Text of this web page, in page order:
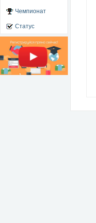
Чемпионат
Статус